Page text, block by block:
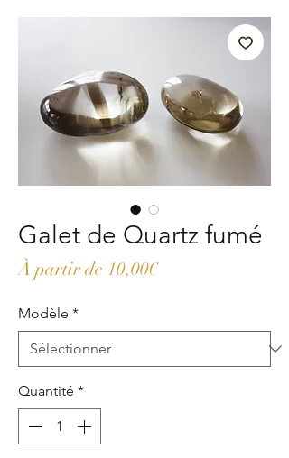
Galet de Quartz fumé
À partir de 10,00€Prix
Modèle *
Quantité *